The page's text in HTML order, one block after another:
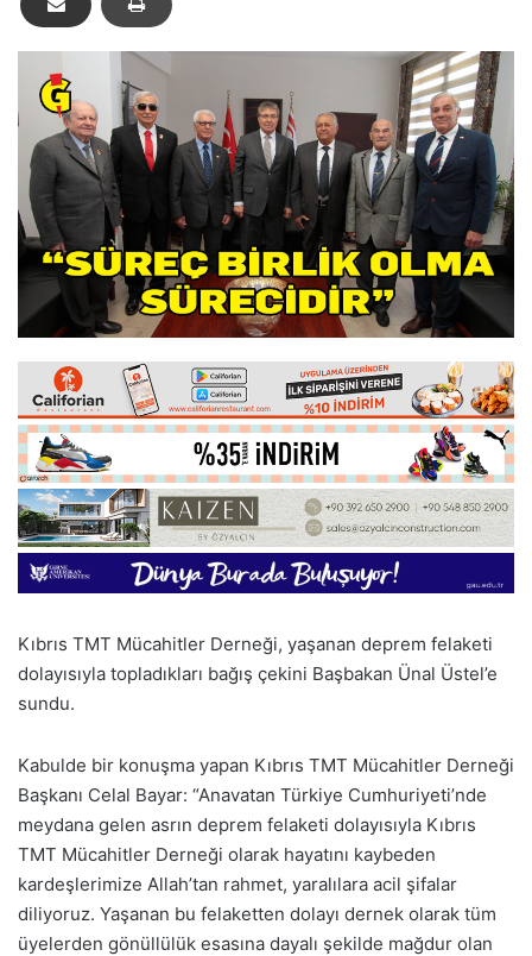
Kıbrıs TMT Mücahitler Derneği, yaşanan deprem felaketi
dolayısıyla topladıkları bağış çekini Başbakan Ünal Üstel’e
sundu.
Kabulde bir konuşma yapan Kıbrıs TMT Mücahitler Derneği
Başkanı Celal Bayar: “Anavatan Türkiye Cumhuriyeti’nde
meydana gelen asrın deprem felaketi dolayısıyla Kıbrıs
TMT Mücahitler Derneği olarak hayatını kaybeden
kardeşlerimize Allah’tan rahmet, yaralılara acil şifalar
diliyoruz. Yaşanan bu felaketten dolayı dernek olarak tüm
üyelerden gönüllülük esasına dayalı şekilde mağdur olan